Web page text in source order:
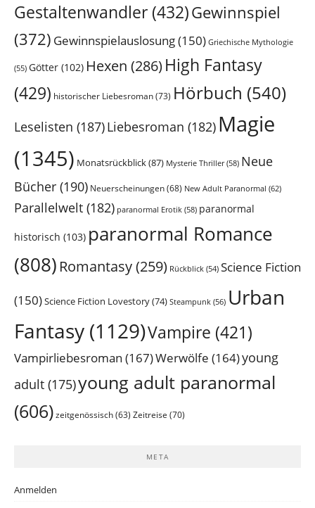
Gestaltenwandler (432)Gewinnspiel
(372) Gewinnspielauslosung(150) Griechische Mythologie
(55) Götter (102) Hexen (286) High Fantasy
(429) historischer Liebesroman(73) Hörbuch (540)
Leselisten (187)Liebesroman (182) Magie
(1345) Monatsrückblick(87) Mysterie Thriller(58) Neue
Bücher (190) Neuerscheinungen(68) New Adult Paranormal (62)
Parallelwelt (182) paranormal Erotik (58) paranormal
historisch (103) paranormal Romance
(808) Romantasy(259) Rückblick (54) Science Fiction
(150)Science Fiction Lovestory(74) Steampunk (56) Urban
Fantasy (1129)Vampire (421)
Vampirliebesroman (167)Werwölfe (164)young
adult (175)young adult paranormal
(606) zeitgenössisch (63) Zeitreise (70)
META
Anmelden